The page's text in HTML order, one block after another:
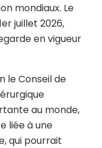
mondiaux. Le
juillet 2026,
en vigueur
le Conseil de
au monde,
liée à une
qui pourrait